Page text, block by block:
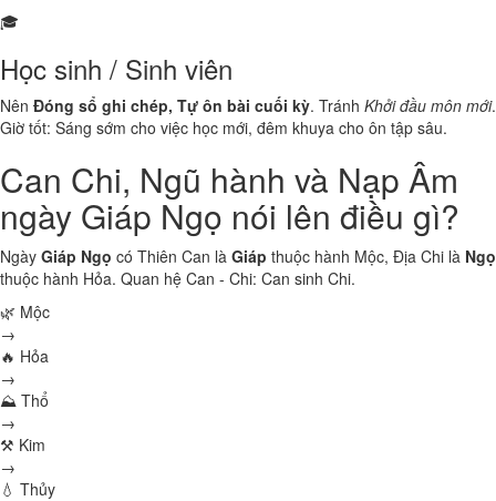
🎓
Học sinh / Sinh viên
Nên Đóng sổ ghi chép, Tự ôn bài cuối kỳ. Tránh Khởi đầu môn mới.
Giờ tốt: Sáng sớm cho việc học mới, đêm khuya cho ôn tập sâu.
Can Chi, Ngũ hành và Nạp Âm
ngày Giáp Ngọ nói lên điều gì?
Ngày Giáp Ngọ có Thiên Can là Giáp thuộc hành Mộc, Địa Chi là Ngọ
thuộc hành Hỏa. Quan hệ Can - Chi: Can sinh Chi.
🌿 Mộc
→
🔥 Hỏa
→
⛰ Thổ
→
⚒ Kim
→
💧 Thủy